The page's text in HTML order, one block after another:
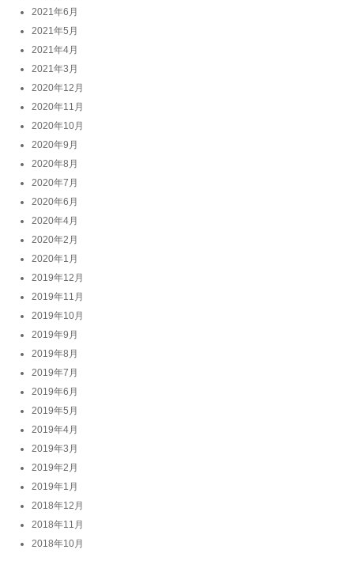
2021年6月
2021年5月
2021年4月
2021年3月
2020年12月
2020年11月
2020年10月
2020年9月
2020年8月
2020年7月
2020年6月
2020年4月
2020年2月
2020年1月
2019年12月
2019年11月
2019年10月
2019年9月
2019年8月
2019年7月
2019年6月
2019年5月
2019年4月
2019年3月
2019年2月
2019年1月
2018年12月
2018年11月
2018年10月